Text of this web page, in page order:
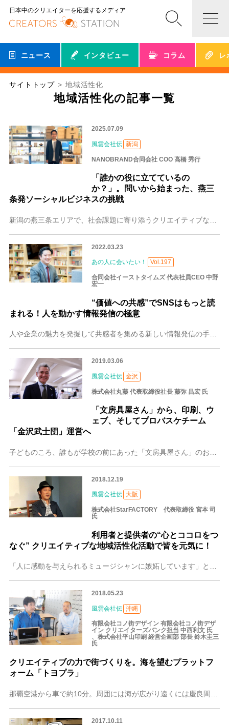
日本中のクリエイターを応援するメディア
ニュース インタビュー コラム レ
サイトトップ 地域活性化
地域活性化の記事一覧
2025.07.09
風雲会社伝 新潟
NANOBRAND合同会社 COO 高橋 秀行
「誰かの役に立てているの
か？」。問いから始まった、燕三
条発ソーシャルビジネスの挑戦
2022.03.23
あの人に会いたい！ Vol.197
合同会社イーストタイムズ 代表社員CEO 中野
宏一
“価値への共感”でSNSはもっと読
まれる！人を動かす情報発信の極意
人や企業の魅力を発掘して共感者を集める新しい情報発信の手法で、企業や自治体の支援事業のほか、自社メディアによる地域プロモーション事業を行う合同会社イーストタイム
2019.03.06
風雲会社伝 金沢
株式会社丸藤 代表取締役社長 藤弥 昌宏 氏
「文房具屋さん」から、印刷、ウ
ェブ、そしてプロバスケチーム
「金沢武士団」運営へ
2018.12.19
風雲会社伝 大阪
株式会社StarFACTORY 代表取締役 宮本 司
氏
利用者と提供者の“心とココロをつ
なぐ” クリエイティブな地域活性化活動で皆を元気に！
「人に感動を与えられるミュージシャンに嫉妬しています」と話すのは、スターファクトリーの宮本社長。印刷からWeb、動画の制作やイベントの企画・運営まで幅広く事業を
2018.05.23
風雲会社伝 沖縄
有限会社コノ街デザイン 有限会社コノ街デザ
イン クリエイターズバンク担当 中西利文 氏
、株式会社平山印刷 経営企画部 部長 鈴木圭三
氏
クリエイティブの力で街づくりを。海を望むプラットフ
ォーム「トヨプラ」
2017.10.11